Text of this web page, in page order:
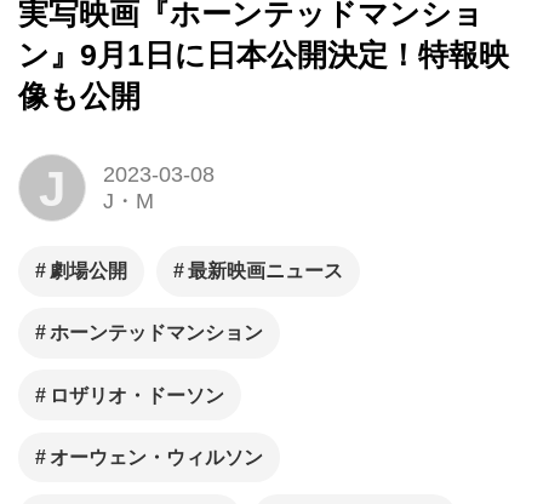
実写映画『ホーンテッドマンショ
ン』9月1日に日本公開決定！特報映
像も公開
J
2023-03-08
J・M
劇場公開 最新映画ニュース
ホーンテッドマンション
ロザリオ・ドーソン
オーウェン・ウィルソン